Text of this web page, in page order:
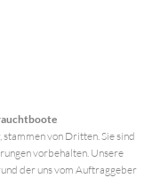
von Dritten. Sie sind
vorbehalten. Unsere
der uns vom Auftraggeber